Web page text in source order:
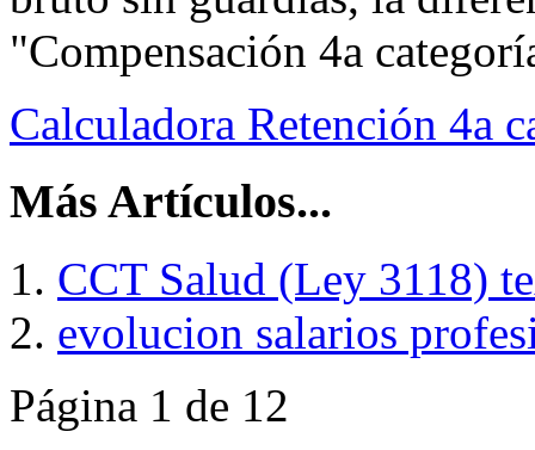
"Compensación 4a
Calculadora Retención 4a
Más Artículos...
CCT Salud (Ley 3118)
evolucion salarios
Página 1 de 12